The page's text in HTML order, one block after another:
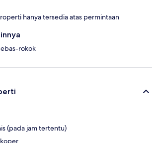
hanya tersedia atas permintaan
rokok
(pada jam tertentu)